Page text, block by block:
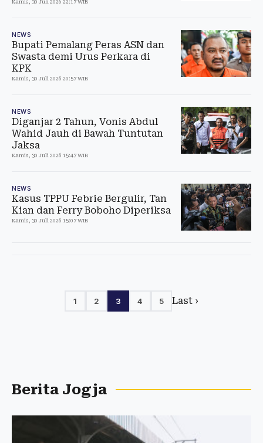
Kamis, 30 Juli 2026 22:17 WIB
NEWS
Bupati Pemalang Peras ASN dan
Swasta demi Urus Perkara di
KPK
Kamis, 30 Juli 2026 20:57 WIB
NEWS
Diganjar 2 Tahun, Vonis Abdul
Wahid Jauh di Bawah Tuntutan
Jaksa
Kamis, 30 Juli 2026 15:47 WIB
NEWS
Kasus TPPU Febrie Bergulir, Tan
Kian dan Ferry Boboho Diperiksa
Kamis, 30 Juli 2026 15:07 WIB
1 2 3 4 5 Last ›
Berita Jogja